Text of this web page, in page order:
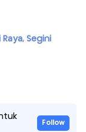
Segini
Follow